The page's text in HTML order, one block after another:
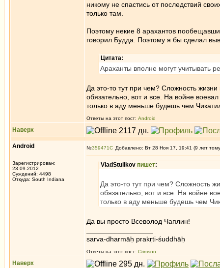
никому не спастись от последствий
только там.
Поэтому некие 8 арахантов
говорил Будда. Поэтому я бы сделал
Цитата:
Араханты вполне могут учитывать
Да это-то тут при чем? Сложность
обязательно, вот и все. На войне
только в аду меньше будешь чем
Ответы на этот пост: Android
Наверх
Android
Зарегистрирован:
23.09.2012
Суждений: 4498
Откуда: South Indiana
№359471 Добавлено: Вт 28 Ноя 17, 19:41 (9 лет
VladStulikov пишет:
Да это-то тут при чем? Сложность
обязательно, вот и все. На войне
только в аду меньше будешь чем
Да вы просто Всеволод Чаплин!
sarva-dharmāḥ prakṛti-śuddhāḥ
Ответы на этот пост: Crimson
Наверх